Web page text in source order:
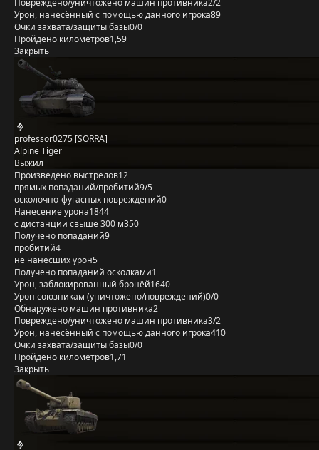
Повреждено/уничтожено машин противника2/2
Урон, нанесённый с помощью данного игрока89
Очки захвата/защиты базы0/0
Пройдено километров1,59
Закрыть
professor0275 [SORRA]
Alpine Tiger
Выжил
Произведено выстрелов12
прямых попаданий/пробитий9/5
осколочно-фугасных повреждений0
Нанесение урона1844
с дистанции свыше 300 м350
Получено попаданий9
пробитий4
не нанёсших урон5
Получено попаданий осколками1
Урон, заблокированный бронёй1640
Урон союзникам (уничтожено/повреждений)0/0
Обнаружено машин противника2
Повреждено/уничтожено машин противника3/2
Урон, нанесённый с помощью данного игрока410
Очки захвата/защиты базы0/0
Пройдено километров1,71
Закрыть